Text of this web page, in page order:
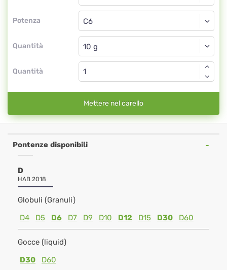
Potenza
Globuli
C6
Quantità
Globuli
Quantità
Mettere nel carello
Pontenze disponibili
D
HAB 2018
Globuli (Granuli)
D4
D5 D6 D7 D9 D10 D12 D15 D30 D60
Gocce (liquid)
D30
D60